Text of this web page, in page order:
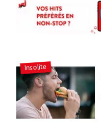
Insolite